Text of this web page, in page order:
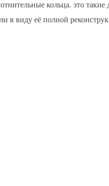
кольца. это такие
в виду её полной